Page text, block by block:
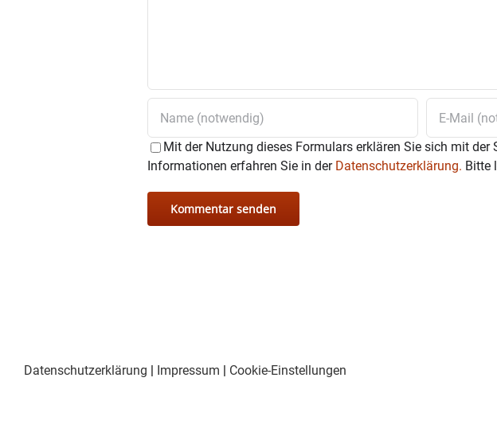
Mit der Nutzung dieses Formulars erklären Sie sich mit
Informationen erfahren Sie in der Datenschutzerklärung. Bitte
Datenschutzerklärung | Impressum | Cookie-Einstellungen